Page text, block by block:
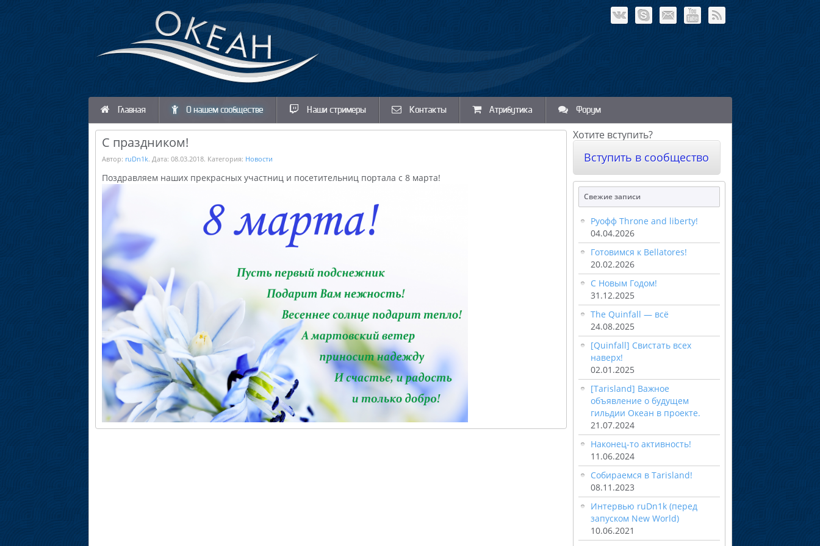
Главная О нашем сообществе Наши стримеры Контакты Атрибутика Форум
С праздником!
Автор: ruDn1k. Дата: 08.03.2018. Категория: Новости
Поздравляем наших прекрасных участниц и посетительниц портала с 8 марта!
Хотите вступить?
Вступить в сообщество
Свежие записи
Руофф Throne and liberty!
04.04.2026
Готовимся к Bellatores!
20.02.2026
С Новым Годом!
31.12.2025
The Quinfall — всё
24.08.2025
[Quinfall] Свистать всех
наверх!
02.01.2025
[Tarisland] Важное
объявление о будущем
гильдии Океан в проекте.
21.07.2024
Наконец-то активность!
11.06.2024
Собираемся в Tarisland!
08.11.2023
Интервью ruDn1k (перед
запуском New World)
10.06.2021